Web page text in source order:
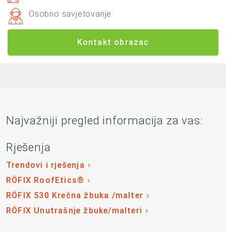
Osobno savjetovanje
Kontakt obrazac
Najvažniji pregled informacija za vas:
Rješenja
Trendovi i rješenja
RÖFIX RoofEtics®
RÖFIX 530 Krečna žbuka /malter
RÖFIX Unutrašnje žbuke/malteri